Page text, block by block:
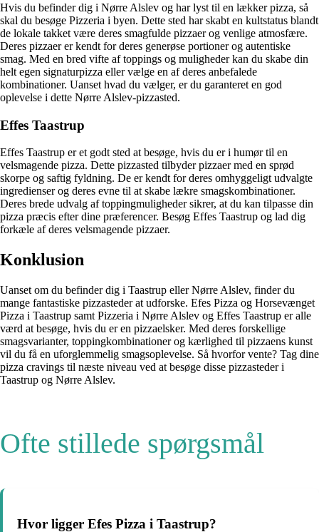
Hvis du befinder dig i Nørre Alslev og har lyst til en lækker pizza, så
skal du besøge Pizzeria i byen. Dette sted har skabt en kultstatus blandt
de lokale takket være deres smagfulde pizzaer og venlige atmosfære.
Deres pizzaer er kendt for deres generøse portioner og autentiske
smag. Med en bred vifte af toppings og muligheder kan du skabe din
helt egen signaturpizza eller vælge en af deres anbefalede
kombinationer. Uanset hvad du vælger, er du garanteret en god
oplevelse i dette Nørre Alslev-pizzasted.
Effes Taastrup
Effes Taastrup er et godt sted at besøge, hvis du er i humør til en
velsmagende pizza. Dette pizzasted tilbyder pizzaer med en sprød
skorpe og saftig fyldning. De er kendt for deres omhyggeligt udvalgte
ingredienser og deres evne til at skabe lækre smagskombinationer.
Deres brede udvalg af toppingmuligheder sikrer, at du kan tilpasse din
pizza præcis efter dine præferencer. Besøg Effes Taastrup og lad dig
forkæle af deres velsmagende pizzaer.
Konklusion
Uanset om du befinder dig i Taastrup eller Nørre Alslev, finder du
mange fantastiske pizzasteder at udforske. Efes Pizza og Horsevænget
Pizza i Taastrup samt Pizzeria i Nørre Alslev og Effes Taastrup er alle
værd at besøge, hvis du er en pizzaelsker. Med deres forskellige
smagsvarianter, toppingkombinationer og kærlighed til pizzaens kunst
vil du få en uforglemmelig smagsoplevelse. Så hvorfor vente? Tag dine
pizza cravings til næste niveau ved at besøge disse pizzasteder i
Taastrup og Nørre Alslev.
Ofte stillede spørgsmål
Hvor ligger Efes Pizza i Taastrup?